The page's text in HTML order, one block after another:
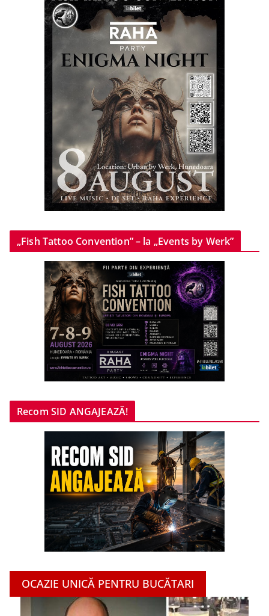
„Fish Tattoo Convention” – la „Events by Werk”
Recom SID ANGAJEAZĂ!
OCAZIE UNICĂ PENTRU BUCĂTARI